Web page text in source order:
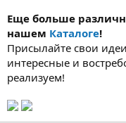
Еще больше
нашем Каталоге!
Присылайте свои
интересные и
реализуем!